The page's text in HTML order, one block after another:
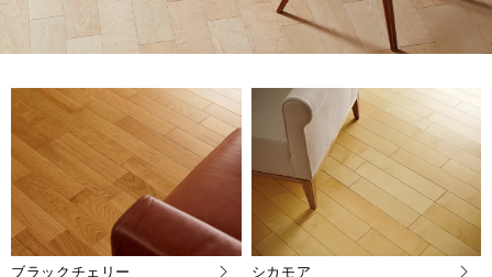
ブラックチェリー シカモア